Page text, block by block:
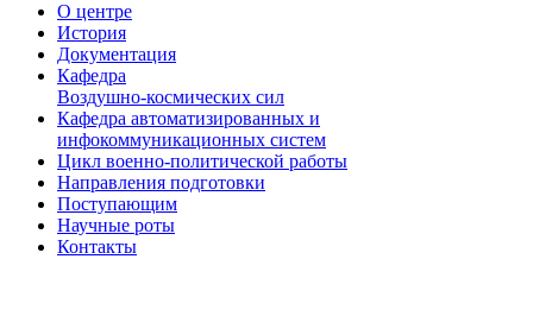
О центре
История
Документация
Кафедра
Воздушно-космических сил
Кафедра автоматизированных и
инфокоммуникационных систем
Цикл военно-политической работы
Направления подготовки
Поступающим
Научные роты
Контакты